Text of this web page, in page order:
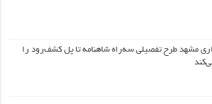
مشهد طرح تفصیلی سه‌راه شاهنامه تا پل کشف‌رود را